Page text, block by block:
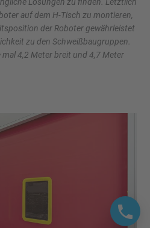
auf dem H-Tisch zu montieren,
der Roboter gewährleistet
zu den Schweißbaugruppen.
4,2 Meter breit und 4,7 Meter